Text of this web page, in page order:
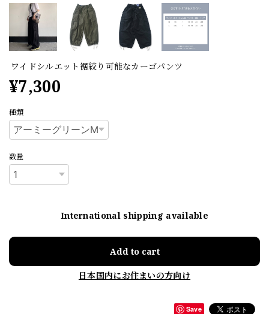
ワイドシルエット裾絞り可能なカーゴパンツ
¥7,300
種類
数量
International shipping available
Add to cart
日本国内にお住まいの方向け
Save